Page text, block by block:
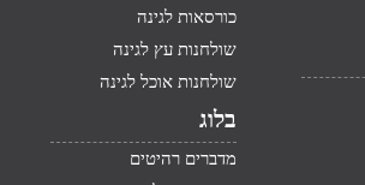
כורסאות לגינה
שולחנות עץ לגינה
שולחנות אוכל לגינה
בלוג
מדברים רהיטים